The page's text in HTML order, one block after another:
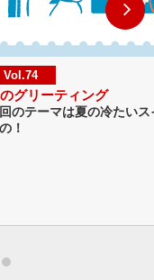
ーツとくだ
今回の